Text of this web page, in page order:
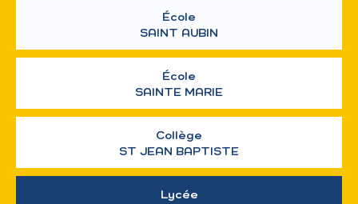
École
SAINT AUBIN
École
SAINTE MARIE
Collège
ST JEAN BAPTISTE
Lycée